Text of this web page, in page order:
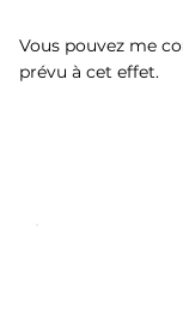
Vous pouvez me
prévu à cet effet.